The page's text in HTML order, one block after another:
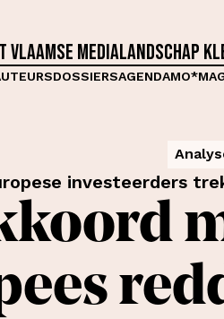
medialandschap
DOSSIERSAGENDA
investeerders